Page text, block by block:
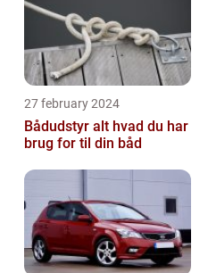
27 february 2024
Bådudstyr alt hvad du har
brug for til din båd